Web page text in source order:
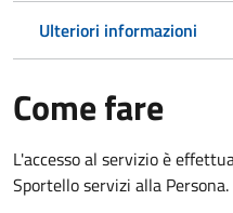
Ulteriori informazioni
Come fare
L'accesso al servizio è
Sportello servizi alla Persona.